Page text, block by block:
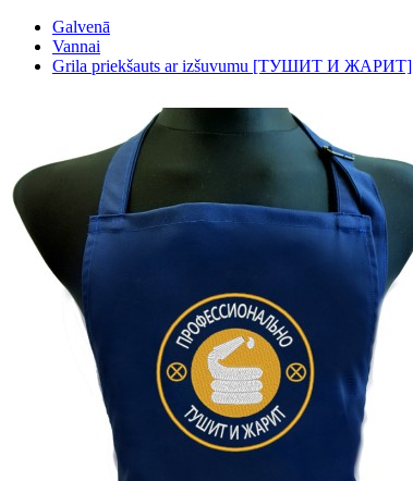
Galvenā
Vannai
Grila priekšauts ar izšuvumu [ТУШИТ И ЖАРИТ]